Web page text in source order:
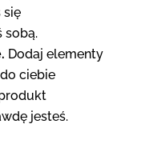
się
sobą.
Dodaj elementy
ciebie
jesteś.